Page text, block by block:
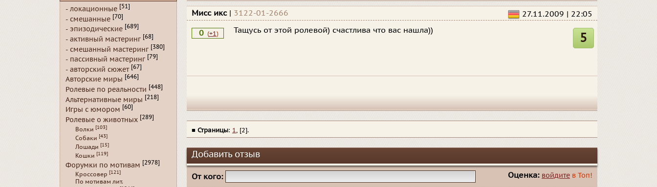
Мисс икс | 3122-01-2666 27.11.2009 | 22:05
0 (+1) Тащусь от этой ролевой) счастлива что вас нашла))
5
■ Страницы: 1, [2].
Добавить отзыв
От кого: Оценка: войдите в Топ!
- локационные [51]
- смешанные [70]
- эпизодические [689]
- активный мастеринг [68]
- смешанный мастеринг [380]
- пассивный мастеринг [79]
- авторский сюжет [67]
Авторские миры [646]
Ролевые по реальности [448]
Альтернативные миры [218]
Игры с юмором [60]
Ролевые о животных [289]
Волки [103]
Собаки [43]
Лошади [15]
Кошки [119]
Форумки по мотивам [2978]
Кроссовер [121]
По мотивам лит.